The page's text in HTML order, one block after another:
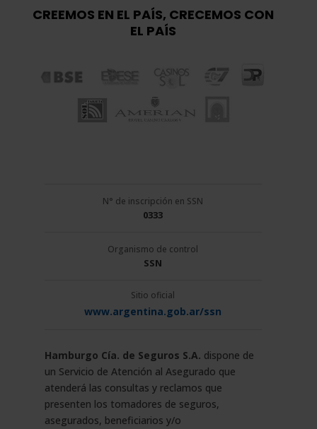
CREEMOS EN EL PAÍS, CRECEMOS CON
EL PAÍS
N° de inscripción en SSN
0333
Organismo de control
SSN
Sitio oficial
www.argentina.gob.ar/ssn
Hamburgo Cía. de Seguros S.A. dispone de
un Servicio de Atención al Asegurado que
atenderá las consultas y reclamos que
presenten los tomadores de seguros,
asegurados, beneficiarios y/o